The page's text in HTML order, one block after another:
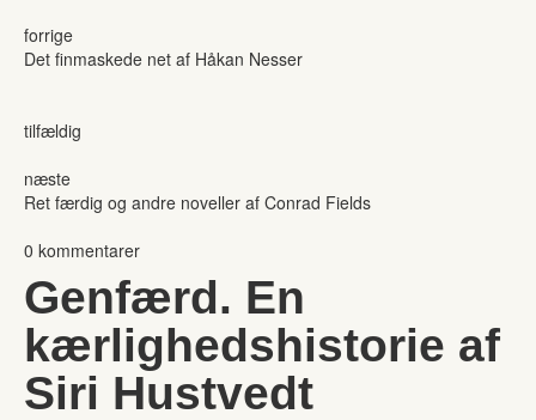
forrige
Det finmaskede net af Håkan Nesser
tilfældig
næste
Ret færdig og andre noveller af Conrad Fields
0 kommentarer
Genfærd. En
kærlighedshistorie af
Siri Hustvedt